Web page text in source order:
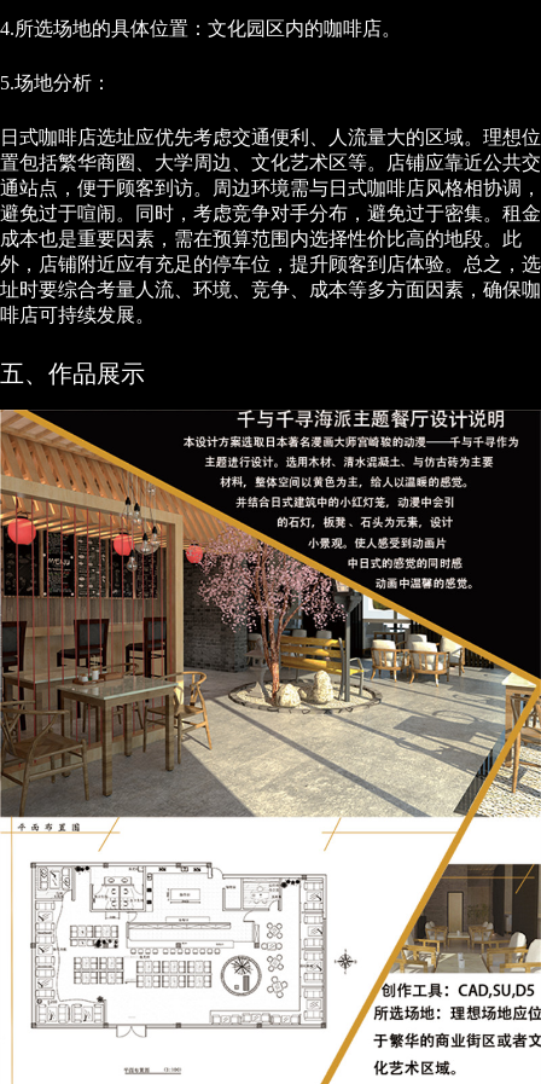
4.所选场地的具体位置：文化园区内的咖啡店。
5.场地分析：
日式咖啡店选址应优先考虑交通便利、人流量大的区域。理想位
置包括繁华商圈、大学周边、文化艺术区等。店铺应靠近公共交
通站点，便于顾客到访。周边环境需与日式咖啡店风格相协调，
避免过于喧闹。同时，考虑竞争对手分布，避免过于密集。租金
成本也是重要因素，需在预算范围内选择性价比高的地段。此
外，店铺附近应有充足的停车位，提升顾客到店体验。总之，选
址时要综合考量人流、环境、竞争、成本等多方面因素，确保咖
啡店可持续发展。
五、作品展示